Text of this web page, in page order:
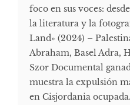
foco en sus voces:
la literatura y la
Land» (2024) –
Abraham, Basel Adra,
Szor Documental
muestra la expulsión
en Cisjordania